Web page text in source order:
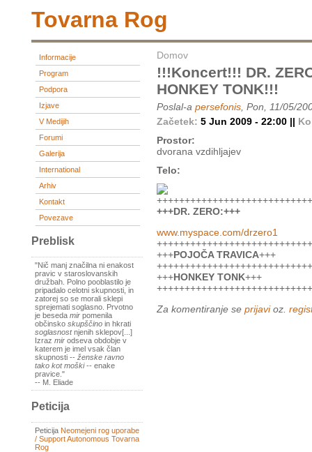
Tovarna Rog
Informacije
Program
Podpora
Izjave
V Medijih
Forumi
Galerija
International
Arhiv
Kontakt
Povezave
Preblisk
"Nič manj značilna ni enakost
pravic v staroslovanskih
družbah. Polno pooblastilo je
pripadalo celotni skupnosti, in
zatorej so se morali sklepi
sprejemati soglasno. Prvotno
je beseda mir pomenila
občinsko skupščino in hkrati
soglasnostnjenih sklepov[...]
Izraz mir odseva obdobje v
katerem je imel vsak član
skupnosti -- ženske ravno
tako kot moški-- enake
pravice."
-- M. Eliade
Peticija
Peticija Neomejeni rog uporabe
/ Support Autonomous Tovarna
Rog
Domov
!!!koncert!!! DR.
HONKEY TONK!!!
Poslal-a persefonis , Pon, 11/05/
Začetek: 5 Jun 2009 - 22:00 ||
Prostor:
dvorana vzdihljajev
Telo:
+++DR. ZERO:+++
www.myspace.com/drzero1
+++POJOČA TRAVICA+++
+++HONKEY TONK+++
Za komentiranje se prijavioz.